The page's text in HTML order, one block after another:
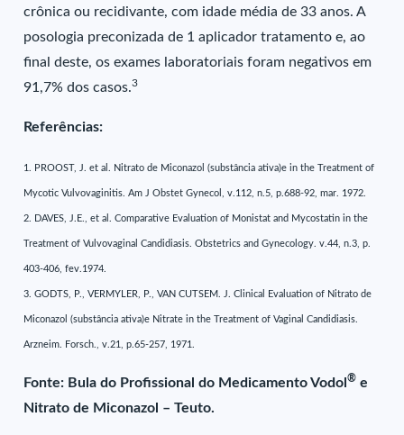
crônica ou recidivante, com idade média de 33 anos. A
posologia preconizada de 1 aplicador tratamento e, ao
final deste, os exames laboratoriais foram negativos em
91,7% dos casos.3
Referências:
1. PROOST, J. et al. Nitrato de Miconazol (substância ativa)e in the Treatment of
Mycotic Vulvovaginitis. Am J Obstet Gynecol, v.112, n.5, p.688-92, mar. 1972.
2. DAVES, J.E., et al. Comparative Evaluation of Monistat and Mycostatin in the
Treatment of Vulvovaginal Candidiasis. Obstetrics and Gynecology. v.44, n.3, p.
403-406, fev.1974.
3. GODTS, P., VERMYLER, P., VAN CUTSEM. J. Clinical Evaluation of Nitrato de
Miconazol (substância ativa)e Nitrate in the Treatment of Vaginal Candidiasis.
Arzneim. Forsch., v.21, p.65-257, 1971.
Fonte: Bula do Profissional do Medicamento Vodol® e
Nitrato de Miconazol – Teuto.